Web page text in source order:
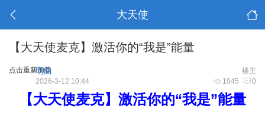
大天使
【大天使麦克】激活你的“我是”能量
点击重新加载 楼主
明曲
1045 0
2026-3-12 10:44
【大天使麦克】激活你的“我是”能量